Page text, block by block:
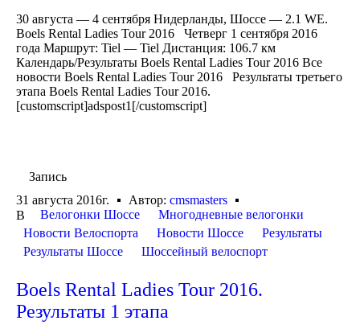
30 августа — 4 сентября Нидерланды, Шоссе — 2.1 WE.
Boels Rental Ladies Tour 2016 Четверг 1 сентября 2016
года Маршрут: Tiel — Tiel Дистанция: 106.7 км
Календарь/Результаты Boels Rental Ladies Tour 2016 Все
новости Boels Rental Ladies Tour 2016 Результаты третьего
этапа Boels Rental Ladies Tour 2016.
[customscript]adspost1[/customscript]
Запись
31 августа 2016г.
Автор: cmsmasters
В
Велогонки Шоссе
Многодневные велогонки
Новости Велоспорта
Новости Шоссе
Результаты
Результаты Шоссе
Шоссейный велоспорт
Boels Rental Ladies Tour 2016.
Результаты 1 этапа